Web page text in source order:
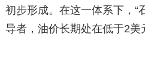
初步形成。在这一体系下，“
导者，油价长期处在低于2美